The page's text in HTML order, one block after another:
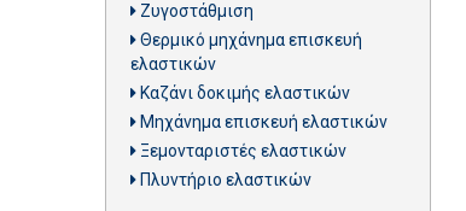
Ζυγοστάθμιση
Θερμικό μηχάνημα επισκευή
ελαστικών
Καζάνι δοκιμής ελαστικών
Μηχάνημα επισκευή ελαστικών
Ξεμονταριστές ελαστικών
Πλυντήριο ελαστικών